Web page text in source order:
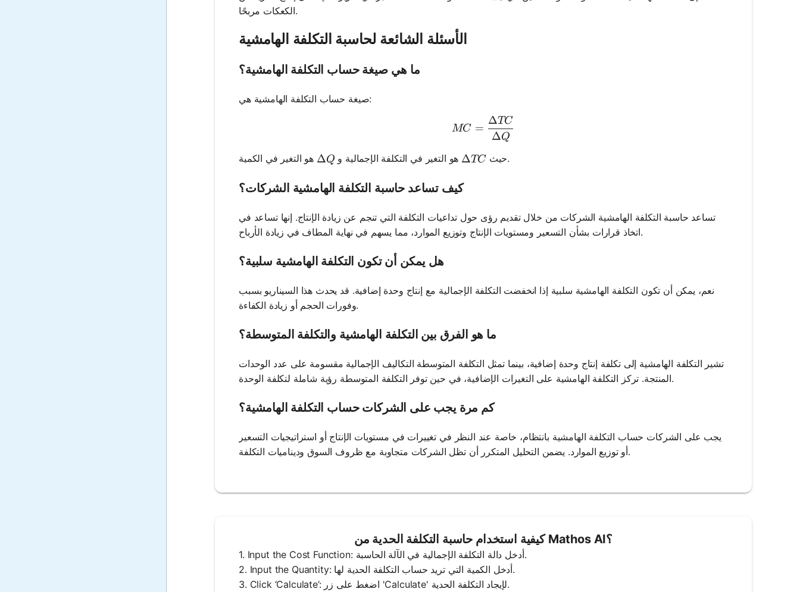
الكعكات مربحًا.
الأسئلة الشائعة لحاسبة التكلفة الهامشية
ما هي صيغة حساب التكلفة الهامشية؟
صيغة حساب التكلفة الهامشية هي:
MC = \frac{\Delta TC}{\Delta Q}
MC =
ΔQ
ΔTC
حيث
\Delta TC
ΔTC هو التغير في التكلفة الإجمالية و\Delta Q
ΔQ هو التغير في الكمية.
كيف تساعد حاسبة التكلفة الهامشية الشركات؟
تساعد حاسبة التكلفة الهامشية الشركات من خلال تقديم رؤى حول تداعيات التكلفة التي تنجم عن زيادة الإنتاج. إنها تساعد في
اتخاذ قرارات بشأن التسعير ومستويات الإنتاج وتوزيع الموارد، مما يسهم في نهاية المطاف في زيادة الأرباح.
هل يمكن أن تكون التكلفة الهامشية سلبية؟
نعم، يمكن أن تكون التكلفة الهامشية سلبية إذا انخفضت التكلفة الإجمالية مع إنتاج وحدة إضافية. قد يحدث هذا السيناريو بسبب
وفورات الحجم أو زيادة الكفاءة.
ما هو الفرق بين التكلفة الهامشية والتكلفة المتوسطة؟
تشير التكلفة الهامشية إلى تكلفة إنتاج وحدة إضافية، بينما تمثل التكلفة المتوسطة التكاليف الإجمالية مقسومة على عدد الوحدات
المنتجة. تركز التكلفة الهامشية على التغيرات الإضافية، في حين توفر التكلفة المتوسطة رؤية شاملة لتكلفة الوحدة.
كم مرة يجب على الشركات حساب التكلفة الهامشية؟
يجب على الشركات حساب التكلفة الهامشية بانتظام، خاصة عند النظر في تغييرات في مستويات الإنتاج أو استراتيجيات التسعير
أو توزيع الموارد. يضمن التحليل المتكرر أن تظل الشركات متجاوبة مع ظروف السوق وديناميات التكلفة.
كيفية استخدام حاسبة التكلفة الحدية من Mathos AI؟
1. Input the Cost Function: أدخل دالة التكلفة الإجمالية في الآلة الحاسبة.
2. Input the Quantity: أدخل الكمية التي تريد حساب التكلفة الحدية لها.
3. Click ‘Calculate’: اضغط على زر 'Calculate' لإيجاد التكلفة الحدية.